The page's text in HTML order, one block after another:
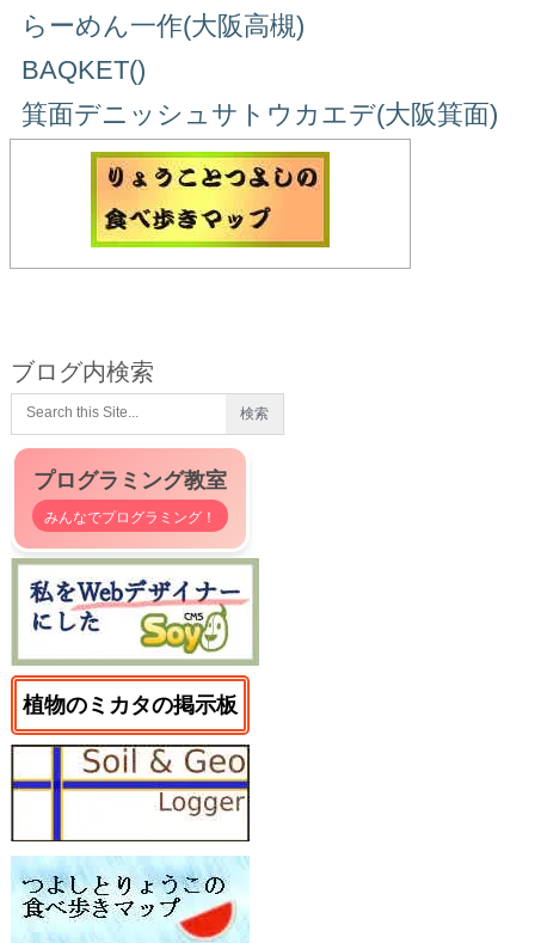
らーめん一作(大阪高槻)
BAQKET()
箕面デニッシュサトウカエデ(大阪箕面)
ブログ内検索
プログラミング教室
みんなでプログラミング！
植物のミカタの掲示板